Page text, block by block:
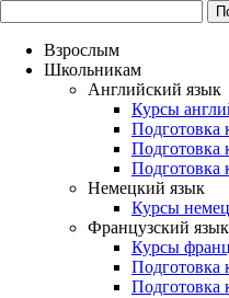
Взрослым
Школьникам
Английский язык
Курсы
Подготовка
Подготовка
Подготовка
Немецкий язык
Курсы
Французский язык
Курсы
Подготовка
Подготовка